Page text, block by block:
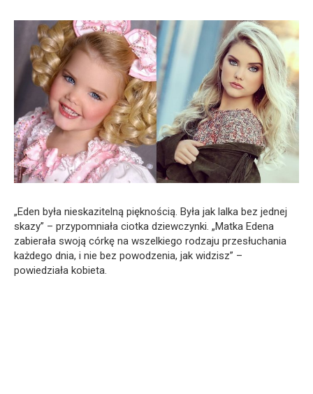
„Eden była nieskazitelną pięknością. Była jak lalka bez jednej
skazy” – przypomniała ciotka dziewczynki. „Matka Edena
zabierała swoją córkę na wszelkiego rodzaju przesłuchania
każdego dnia, i nie bez powodzenia, jak widzisz” –
powiedziała kobieta.